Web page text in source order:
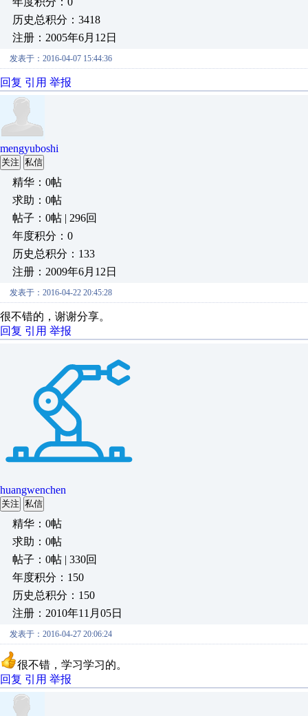
历史总积分：3418
注册：2005年6月12日
发表于：2016-04-07 15:44:36
回复 引用 举报
mengyuboshi
关注 私信
精华：0帖
求助：0帖
帖子：0帖 | 296回
年度积分：0
历史总积分：133
注册：2009年6月12日
发表于：2016-04-22 20:45:28
很不错的，谢谢分享。
回复 引用 举报
huangwenchen
关注 私信
精华：0帖
求助：0帖
帖子：0帖 | 330回
年度积分：150
历史总积分：150
注册：2010年11月05日
发表于：2016-04-27 20:06:24
很不错，学习学习的。
回复 引用 举报